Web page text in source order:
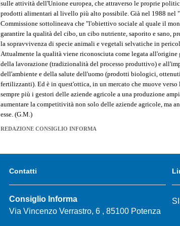
sulle attività dell'Unione europea, che attraverso le proprie
prodotti alimentari al livello più alto possibile. Già nel 1988 nel
Commissione sottolineava che "l'obiettivo sociale al quale il
garantire la qualità del cibo, un cibo nutriente, saporito e sano,
la sopravvivenza di specie animali e vegetali selvatiche in
Attualmente la qualità viene riconosciuta come legata
della lavorazione (tradizionalità del processo produttivo) e
dell'ambiente e della salute dell'uomo (prodotti biologici,
fertilizzanti). Ed è in quest'ottica, in un mercato che muove
sempre più i gestori delle aziende agricole a una produzione
aumentare la competitività non solo delle aziende agricole, ma
esse. (G.M.)
REDAZIONE CONSIGLIO INFORMA
Contatti
Consiglio Informa
Via Vincenzo Verrastro, 6 , 85100 Potenza